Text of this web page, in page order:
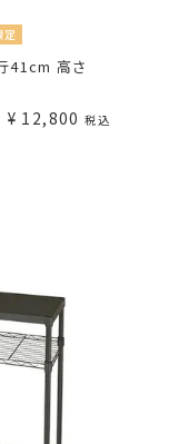
定
41cm 高さ
¥ 12,800 税込